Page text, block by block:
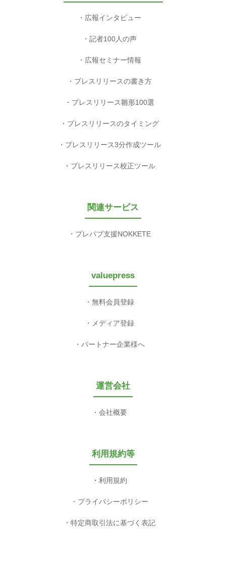
広報インタビュー
記者100人の声
広報セミナー情報
プレスリリースの書き方
プレスリリース雛形100選
プレスリリースのタイミング
プレスリリース3分作成ツール
プレスリリース校正ツール
関連サービス
プレパブ支援NOKKETE
valuepress
無料会員登録
メディア登録
パートナー企業様へ
運営会社
会社概要
利用規約等
利用規約
プライバシーポリシー
特定商取引法に基づく表記